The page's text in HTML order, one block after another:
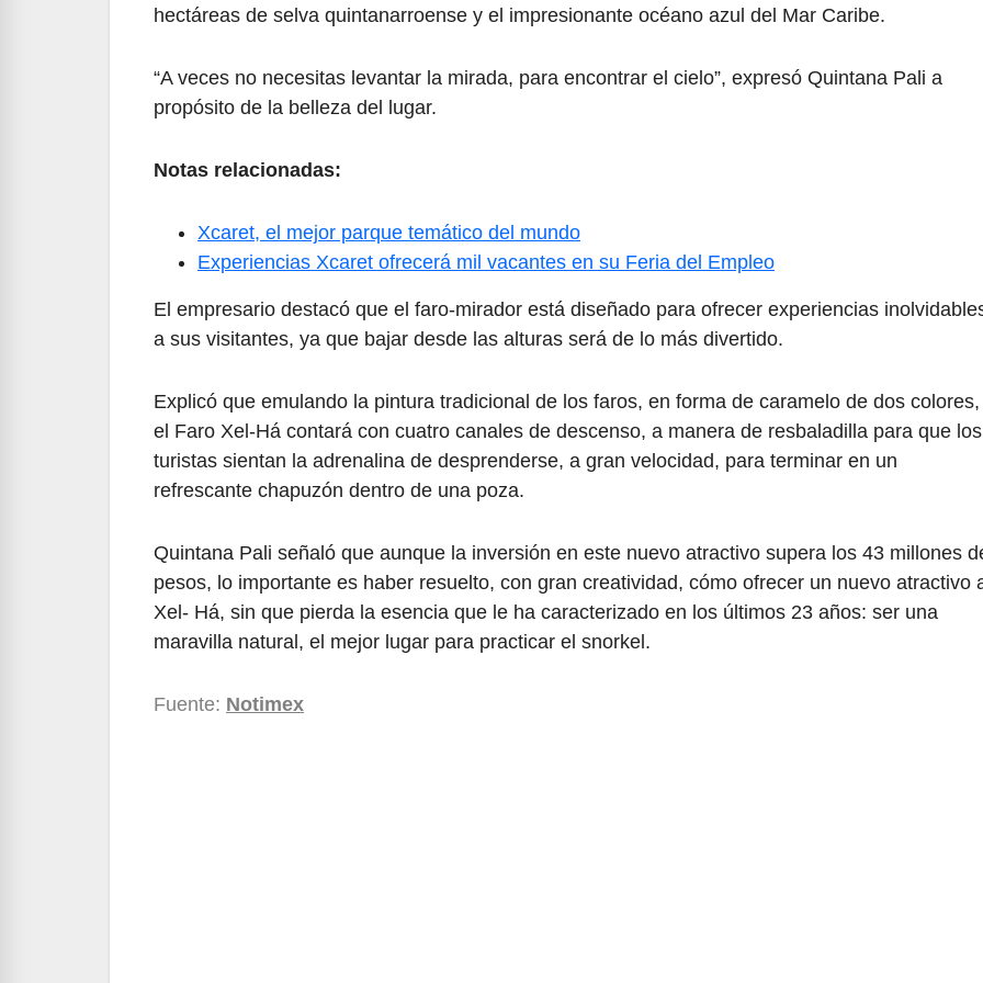
hectáreas de selva quintanarroense y el impresionante océano azul del Mar Caribe.
“A veces no necesitas levantar la mirada, para encontrar el cielo”, expresó Quintana Pali a
propósito de la belleza del lugar.
Notas relacionadas:
Xcaret, el mejor parque temático del mundo
Experiencias Xcaret ofrecerá mil vacantes en su Feria del Empleo
El empresario destacó que el faro-mirador está diseñado para ofrecer experiencias
a sus visitantes, ya que bajar desde las alturas será de lo más divertido.
Explicó que emulando la pintura tradicional de los faros, en forma de caramelo de dos colores,
el Faro Xel-Há contará con cuatro canales de descenso, a manera de resbaladilla para que los
turistas sientan la adrenalina de desprenderse, a gran velocidad, para terminar en un
refrescante chapuzón dentro de una poza.
Quintana Pali señaló que aunque la inversión en este nuevo atractivo supera los 43 millones
pesos, lo importante es haber resuelto, con gran creatividad, cómo ofrecer un nuevo atractivo
Xel- Há, sin que pierda la esencia que le ha caracterizado en los últimos 23 años: ser una
maravilla natural, el mejor lugar para practicar el snorkel.
Fuente: Notimex